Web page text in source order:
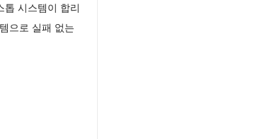
시스템이 합리
으로 실패 없는